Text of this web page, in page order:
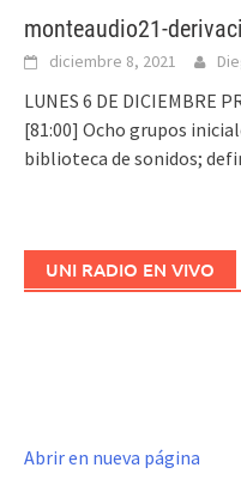
monteaudio21-
diciembre 8, 2021
LUNES 6 DE DICIEMBRE
[81:00] Ocho grupos
biblioteca de sonidos;
UNI RADIO EN VIVO
Abrir en nueva página